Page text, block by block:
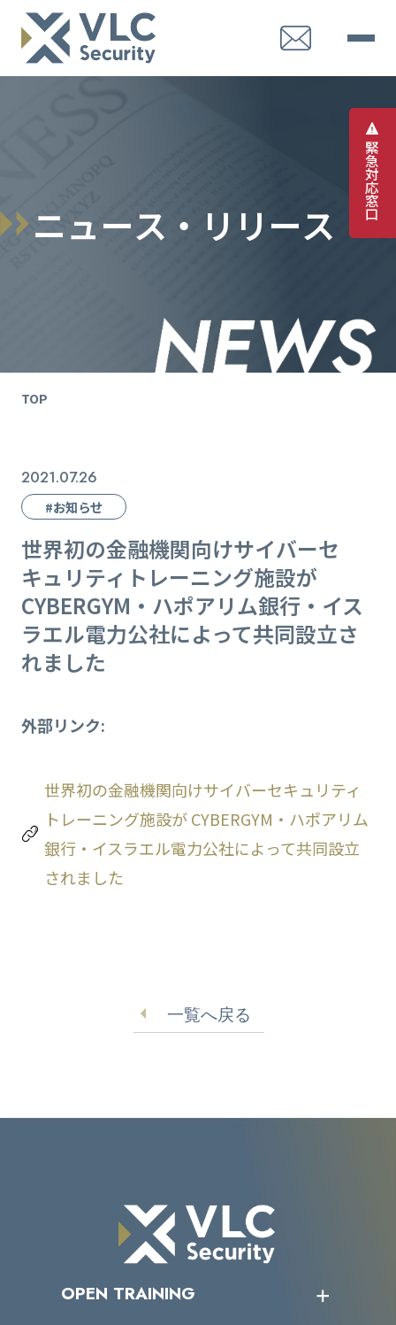
緊
急
対
応
窓
口
ニュース ・ リ リ ース
TOP
2021.07.26
#お知らせ
世界初の金融機関向けサイバーセ
キュリティトレーニング施設が
CYBERGYM・ハポアリム銀行・イス
ラエル電力公社によって共同設立さ
れました
外部リンク:
世界初の金融機関向けサイバーセキュリティ
トレーニング施設が CYBERGYM・ハポアリム
銀行・イスラエル電力公社によって共同設立
されました
一覧へ戻る
OPEN TRAINING